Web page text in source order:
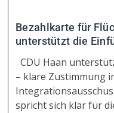
Bezahlkarte für
unterstützt die
CDU Haan
– klare Zustimmung
spricht sich klar für